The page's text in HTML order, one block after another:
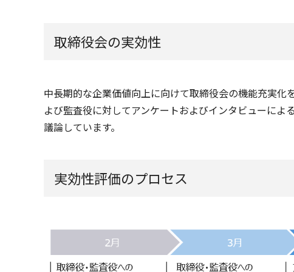
取締役会の実効性
中長期的な企業価値向上に向けて取締役会の機能充実
よび監査役に対してアンケートおよびインタビューに
議論しています。
実効性評価のプロセス